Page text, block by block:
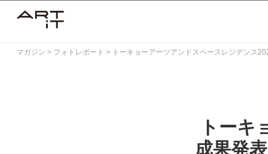
マガジン > フォトレポート > トーキョーアーツアンドスペースレジデンス
トーキ
成果発